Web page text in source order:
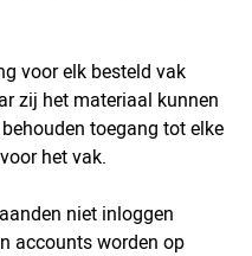
voor elk besteld vak
zij het materiaal kunnen
toegang tot elke
het vak.
niet inloggen
accounts worden op